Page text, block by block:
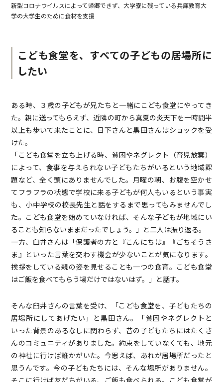
新型コロナウイルスによって帰郷できず、大学寮に残っている兵庫教育大
学の大学生のために食材を支援
こども食堂を、すべての子どもの居場所に
したい
ある時、３歳の子どもが兄たちと一緒にこども食堂にやってき
た。親に送ってもらえず、近隣の町から真夏の炎天下を一時間半
以上も歩いて来たことに、日下さんと黒田さんはショックを受
けた。
「こども食堂を立ち上げる時、貧困やネグレクト（育児放棄）
によって、食事を与えられない子どもたちがいるという地域課
題など、全く頭にありませんでした。月曜の朝、お腹を空かせ
てフラフラの状態で学校に来る子どもが何人もいるという事実
も、小中学校の校長先生と話をするまで思ってもみませんでし
た。こども食堂を始めていなければ、そんな子どもが地域にい
ることも知らないままだったでしょう。」と二人は振り返る。
一方、臼井さんは「保護者の方と『こんにちは』『ごちそうさ
ま』といった言葉を交わす機会が少ないことが気になります。
挨拶をしている親の姿を見せることも一つの食育。こども食堂
はご飯を食べてもらう場だけではないはず。」と話す。
そんな臼井さんの言葉を受け、「こども食堂を、子どもたちの
居場所にしてあげたい」と黒田さん。「貧困やネグレクトと
いった背景のあるなしに関わらず、昔の子どもたちにはたくさ
んのコミュニティがありました。約束をしていなくても、地元
の神社に行けば誰かがいた。今思えば、あれが居場所だったと
思うんです。今の子どもたちには、そんな場所がありません。
そこに行けば友だちがいる、ご飯も食べられる。こども食堂が